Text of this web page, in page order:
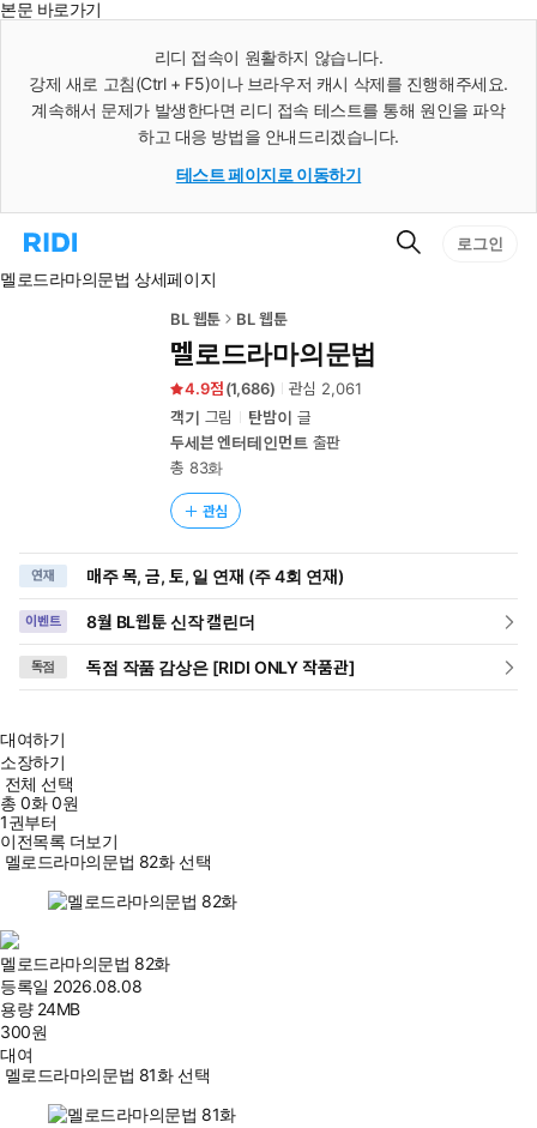
본문 바로가기
리디 접속이 원활하지 않습니다.
강제 새로 고침(Ctrl + F5)이나 브라우저 캐시 삭제를 진행해주세요.
계속해서 문제가 발생한다면 리디 접속 테스트를 통해 원인을 파악
하고 대응 방법을 안내드리겠습니다.
테스트 페이지로 이동하기
리
홈
검
로그인
멜로드라마의문법 상세페이지
BL 웹툰 BL 웹툰
멜로드라마의문법
4.9 (1,686) 관심 2,061
객기 그림 탄밤이 글
두세븐 엔터테인먼트 출판
총 83화
관심
연재 매주 목, 금, 토, 일 연재 (주 4회 연재)
이벤트 8월 BL웹툰 신작 캘린더
독점 독점 작품 감상은 [RIDI ONLY 작품관]
대여하기
소장하기
전체 선택
총0화0원
1권부터
이전목록 더보기
멜로드라마의문법 82화 선택
멜로드라마의문법 82화
등록일 2026.08.08
용량 24MB
300원
대여
멜로드라마의문법 81화 선택